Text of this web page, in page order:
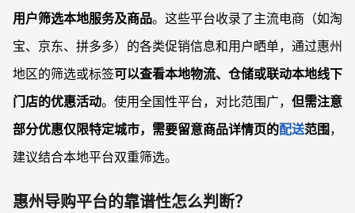
用户筛选本地服务及商品。这些平台收录了主流电商（如淘
宝、京东、拼多多）的各类促销信息和用户晒单，通过惠州
地区的筛选或标签可以查看本地物流、仓储或联动本地线下
门店的优惠活动。使用全国性平台，对比范围广， 但需注意
部分优惠仅限特定城市，需要留意商品详情页的配送范围 ，
建议结合本地平台双重筛选。
惠州导购平台的靠谱性怎么判断？